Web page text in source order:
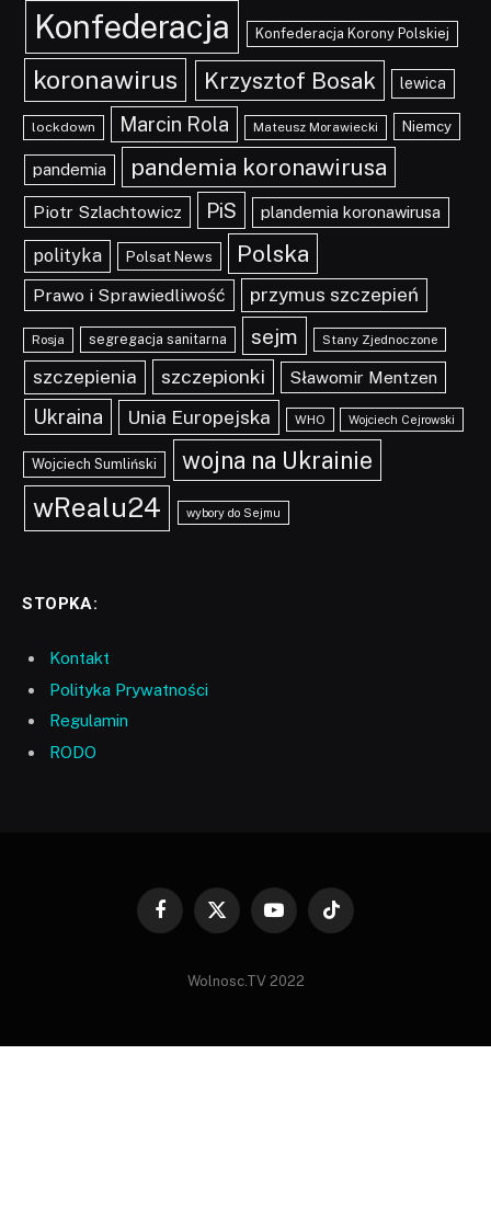
Konfederacja Konfederacja Korony Polskiej
koronawirus Krzysztof Bosak lewica
lockdown Marcin Rola Mateusz Morawiecki Niemcy
pandemia pandemia koronawirusa
Piotr Szlachtowicz PiS plandemia koronawirusa
polityka Polsat News Polska
Prawo i Sprawiedliwość przymus szczepień
Rosja segregacja sanitarna sejm Stany Zjednoczone
szczepienia szczepionki Sławomir Mentzen
Ukraina Unia Europejska WHO Wojciech Cejrowski
Wojciech Sumliński wojna na Ukrainie
wRealu24 wybory do Sejmu
STOPKA:
Kontakt
Polityka Prywatności
Regulamin
RODO
Facebook
X
YouTubeTikTok
Wolnosc.TV 2022